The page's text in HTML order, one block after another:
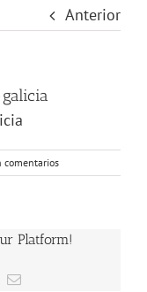
Anterior
comentarios
Platform!
Correo